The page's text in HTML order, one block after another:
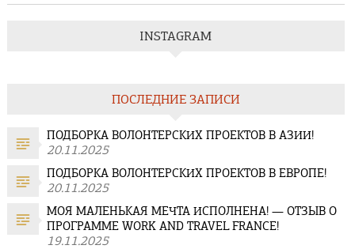
INSTAGRAM
ПОСЛЕДНИЕ ЗАПИСИ
ПОДБОРКА ВОЛОНТЕРСКИХ ПРОЕКТОВ В АЗИИ!
20.11.2025
ПОДБОРКА ВОЛОНТЕРСКИХ ПРОЕКТОВ В ЕВРОПЕ!
20.11.2025
МОЯ МАЛЕНЬКАЯ МЕЧТА ИСПОЛНЕНА! — ОТЗЫВ О
ПРОГРАММЕ WORK AND TRAVEL FRANCE!
19.11.2025